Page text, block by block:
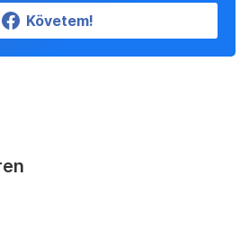
Követem!